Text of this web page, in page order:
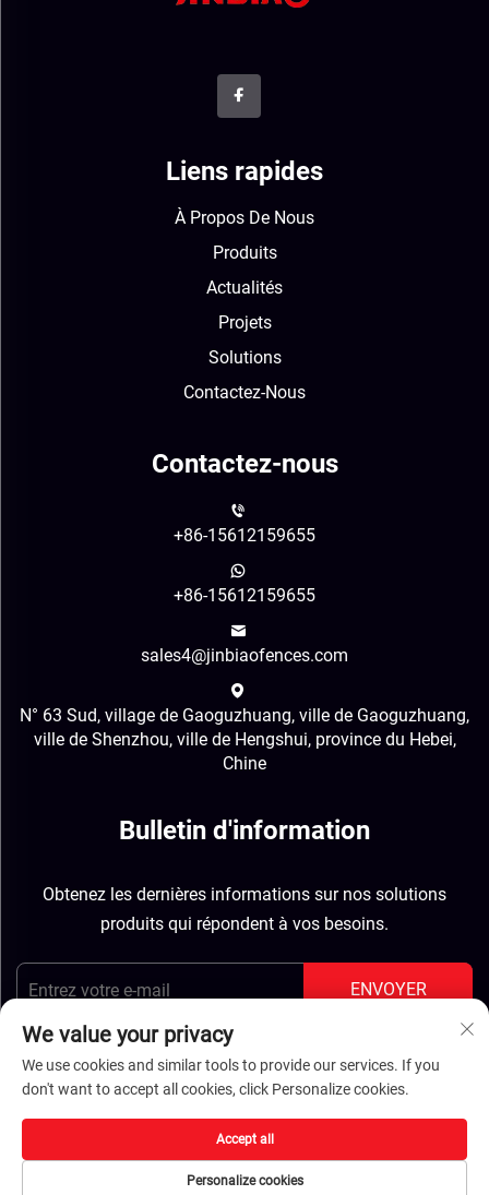
Liens rapides
À Propos De Nous
Produits
Actualités
Projets
Solutions
Contactez-Nous
Contactez-nous
+86-15612159655
+86-15612159655
sales4@jinbiaofences.com
N° 63 Sud, village de Gaoguzhuang, ville de Gaoguzhuang,
ville de Shenzhou, ville de Hengshui, province du Hebei,
Chine
Bulletin d'information
Obtenez les dernières informations sur nos solutions
produits qui répondent à vos besoins.
ENVOYER
Droits d'auteur © Hebei Jinbiao Construction Materials
Tech Corp., Ltd. Tous droits réservés - Politique de
confidentialité- BLOG
We value your privacy
We use cookies and similar tools to provide our services. If you
don't want to accept all cookies, click Personalize cookies.
Personalize cookies
Accept all